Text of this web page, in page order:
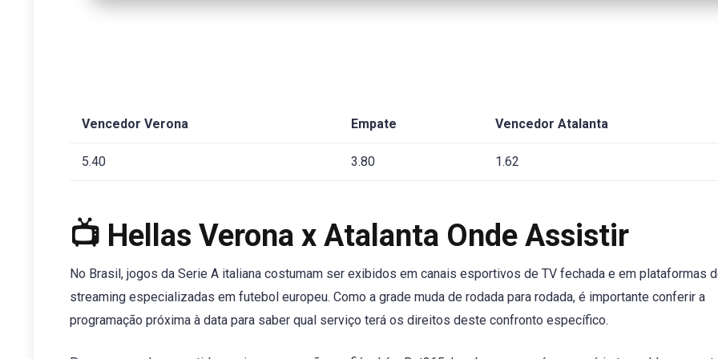
Vencedor Verona Empate Vencedor Atalanta
5.40 3.80 1.62
📺 Hellas Verona x Atalanta Onde Assistir
No Brasil, jogos da Serie A italiana costumam ser exibidos em canais esportivos de TV fechada e em plataformas
streaming especializadas em futebol europeu. Como a grade muda de rodada para rodada, é importante conferir a
programação próxima à data para saber qual serviço terá os direitos deste confronto específico.